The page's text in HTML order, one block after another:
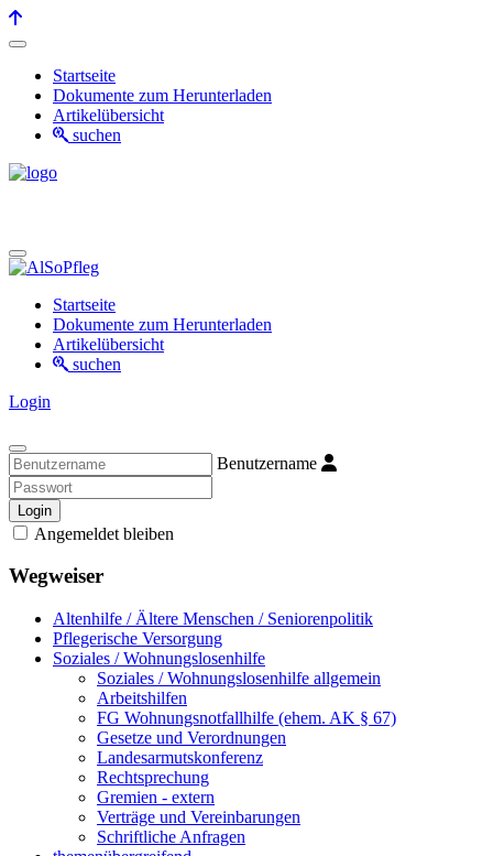
Startseite
Dokumente zum Herunterladen
Artikelübersicht
suchen
Startseite
Dokumente zum Herunterladen
Artikelübersicht
suchen
Login
Benutzername
Login
Angemeldet bleiben
Wegweiser
Altenhilfe / Ältere Menschen / Seniorenpolitik
Pflegerische Versorgung
Soziales / Wohnungslosenhilfe
Soziales / Wohnungslosenhilfe allgemein
Arbeitshilfen
FG Wohnungsnotfallhilfe (ehem. AK § 67)
Gesetze und Verordnungen
Landesarmutskonferenz
Rechtsprechung
Gremien - extern
Verträge und Vereinbarungen
Schriftliche Anfragen